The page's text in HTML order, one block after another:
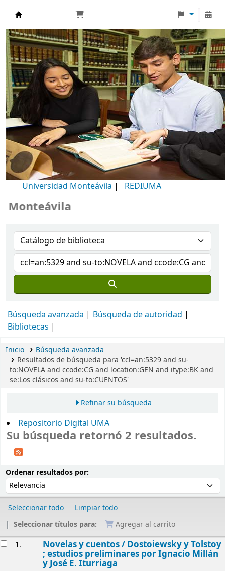
Biblioteca Universidad Monteávila
Universidad Monteávila | REDIUMA
Búsqueda avanzada
Búsqueda de autoridad
Bibliotecas
Inicio
Búsqueda avanzada
Resultados de búsqueda para 'ccl=an:5329 and su-
to:NOVELA and ccode:CG and location:GEN and itype:BK and
se:Los clásicos and su-to:CUENTOS'
Refinar su búsqueda
Repositorio Digital UMA
Su búsqueda retornó 2 resultados.
Ordenar resultados por:
Seleccionar todo
Limpiar todo
Seleccionar títulos para:
Agregar al carrito
1. Novelas y cuentos / Dostoiewsky y Tolstoy
; estudios preliminares por Ignacio Millán
y José E. Iturriaga